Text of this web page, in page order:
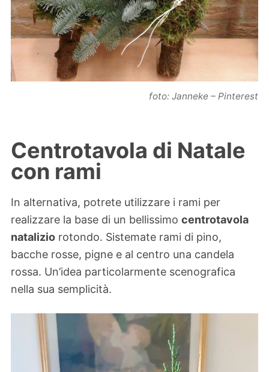
foto: Janneke – Pinterest
Centrotavola di Natale
con rami
In alternativa, potrete utilizzare i rami per
realizzare la base di un bellissimo centrotavola
natalizio rotondo. Sistemate rami di pino,
bacche rosse, pigne e al centro una candela
rossa. Un’idea particolarmente scenografica
nella sua semplicità.